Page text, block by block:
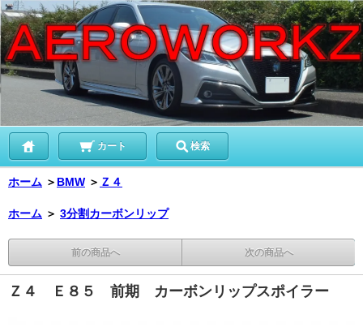
カート 検索
ホーム ＞ BMW ＞ Ｚ４
ホーム ＞ 3分割カーボンリップ
前の商品へ 次の商品へ
Ｚ４ Ｅ８５ 前期 カーボンリップスポイラー